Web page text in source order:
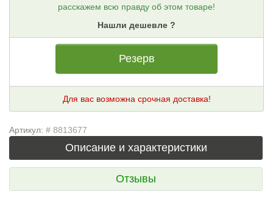
расскажем всю правду об этом товаре!
Нашли дешевле ?
Резерв
Для вас возможна срочная доставка!
Артикул: # 8813677
Описание и характеристики
Отзывы